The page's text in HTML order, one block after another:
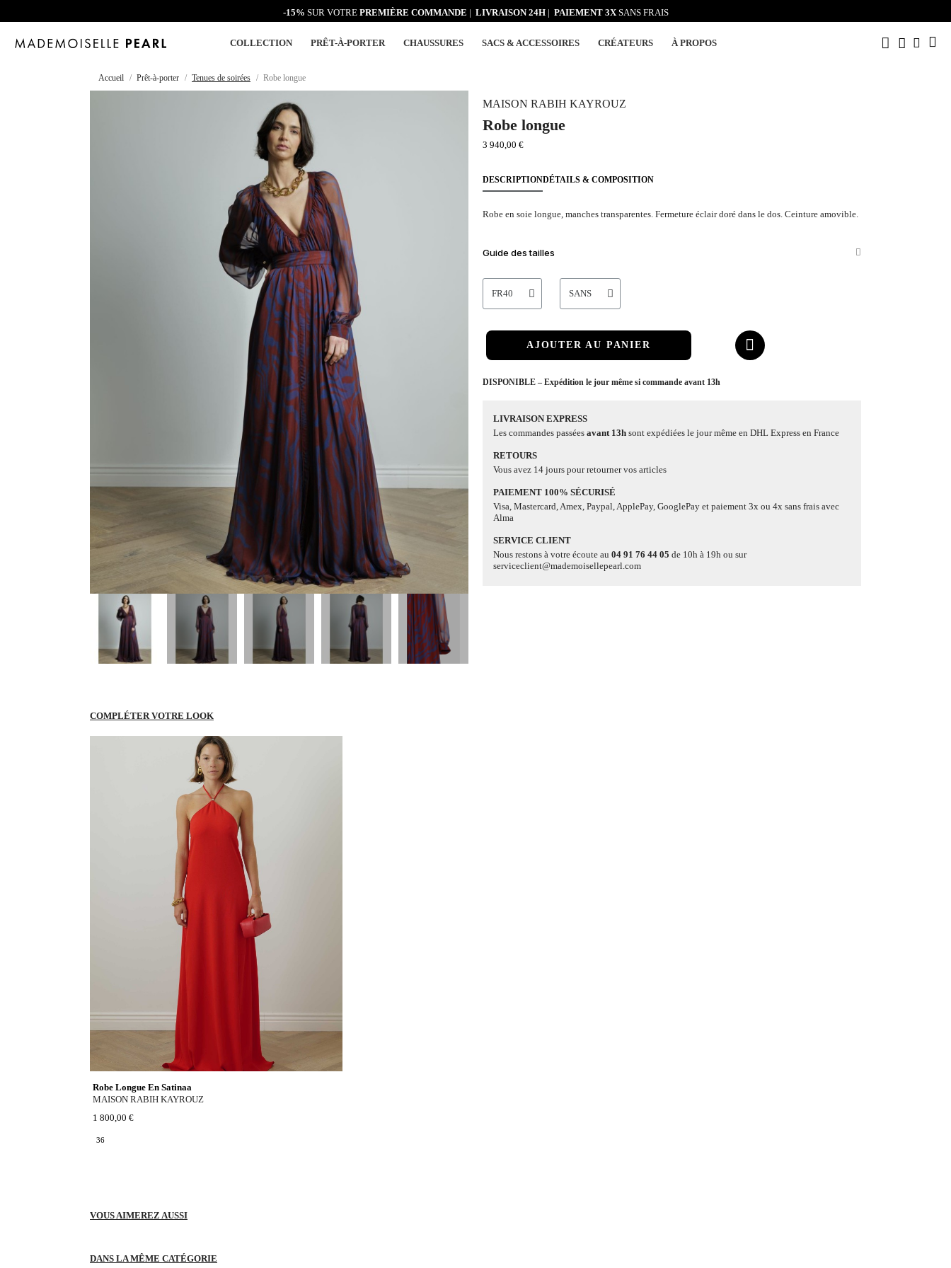
-15% SUR VOTRE PREMIÈRE COMMANDE | LIVRAISON 24H | PAIEMENT 3XSANS FRAIS
COLLECTION PRÊT-À-PORTER CHAUSSURES SACS & ACCESSOIRES CRÉATEURS À PROPOS
Accueil Prêt-à-porter Tenues de soirées Robe longue
Robe longue
MAISON RABIH KAYROUZ
3 940,00 €
DESCRIPTIONDÉTAILS & COMPOSITION
Robe en soie longue, manches transparentes. Fermeture éclair doré dans le dos. Ceinture amovible.
Guide des tailles
AJOUTER AU PANIER
DISPONIBLE – Expédition le jour même si commande avant 13h
LIVRAISON EXPRESS
Les commandes passées avant 13h sont expédiées le jour même en DHL Express en France
RETOURS
Vous avez 14 jours pour retourner vos articles
PAIEMENT 100% SÉCURISÉ
Visa, Mastercard, Amex, Paypal, ApplePay, GooglePay et paiement 3x ou 4x sans frais avec
Alma
SERVICE CLIENT
Nous restons à votre écoute au 04 91 76 44 05 de 10h à 19h ou sur
serviceclient@mademoisellepearl.com
COMPLÉTER VOTRE LOOK
Robe Longue En Satinaa
MAISON RABIH KAYROUZ
1 800,00 €
36
VOUS AIMEREZ AUSSI
DANS LA MÊME CATÉGORIE